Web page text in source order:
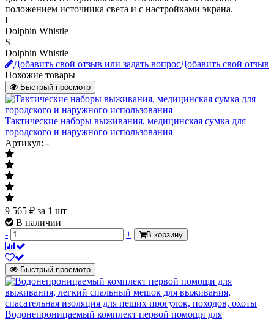
положением источника света и с настройками экрана.
L
Dolphin Whistle
S
Dolphin Whistle
Добавить свой отзыв или задать вопросДобавить свой отзыв
Похожие товары
Быстрый просмотр
Тактические наборы выживания, медицинская сумка для
городского и наружного использования
Артикул: -
9 565 ₽ за 1 шт
В наличии
-
+ В корзину
Быстрый просмотр
Водонепроницаемый комплект первой помощи для